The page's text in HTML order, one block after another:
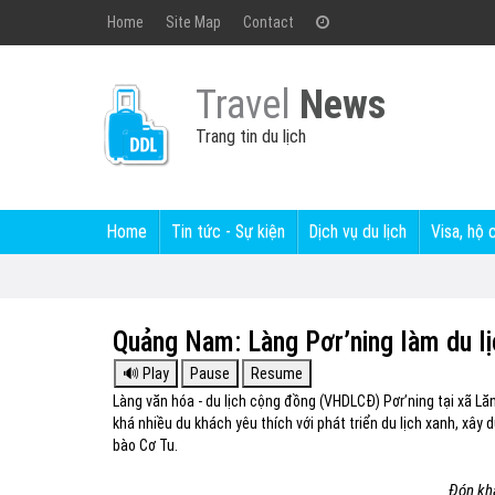
Home Site Map Contact
Travel News
Trang tin du lịch
Home Tin tức - Sự kiện Dịch vụ du lịch Visa, hộ
Quảng Nam: Làng Pơr’ning làm du
Làng văn hóa - du lịch cộng đồng (VHDLCĐ) Pơr’ning tại xã
khá nhiều du khách yêu thích với phát triển du lịch xanh,
bào Cơ Tu.
Đón